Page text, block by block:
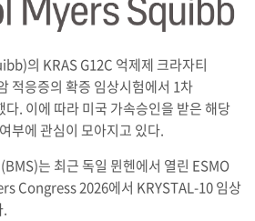
의 KRAS G12C 억제제 크라자티
적응증의 확증 임상시험에서 1차
. 이에 따라 미국 가속승인을 받은 해당
부에 관심이 모아지고 있다.
는 최근 독일 뮌헨에서 열린 ESMO
Congress 2026에서 KRYSTAL-10 임상
.